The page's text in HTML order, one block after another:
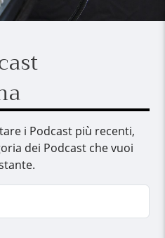
i Podcast più recenti,
dei Podcast che vuoi